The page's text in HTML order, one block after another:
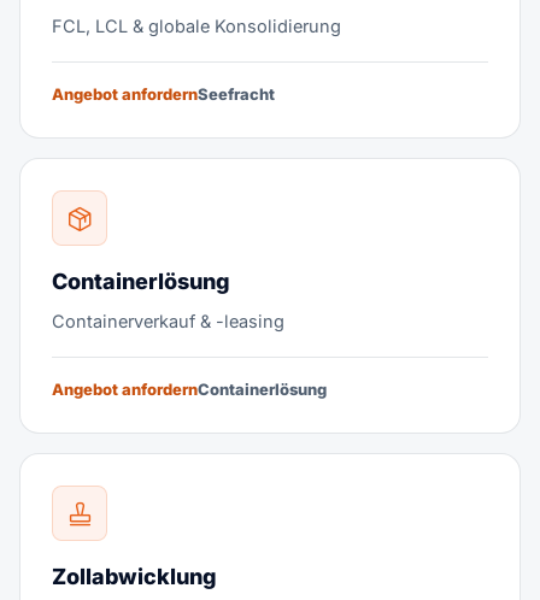
FCL, LCL & globale Konsolidierung
Angebot anfordernSeefracht
Containerlösung
Containerverkauf & -leasing
Angebot anfordernContainerlösung
Zollabwicklung